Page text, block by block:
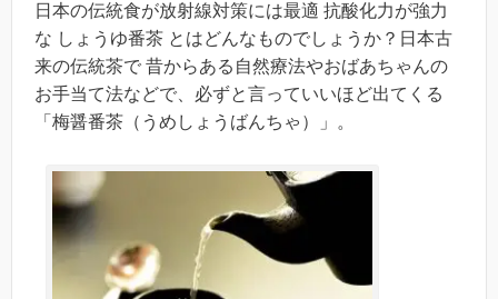
日本の伝統食が放射線対策には最適 抗酸化力が強力
な しょうゆ番茶 とはどんなものでしょうか？日本古
来の伝統茶で 昔からある自然療法やおばあちゃんの
お手当て法などで、必ずと言っていいほど出てくる
「梅醤番茶（うめしょうばんちゃ）」。